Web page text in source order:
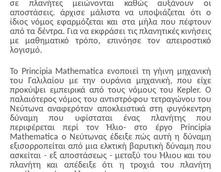
σε πλανήτες μειώνονται καθώς αυξάνουν οι
αποστάσεις. άρχισε μάλιστα να υποψιάζεται ότι ο
ίδιος νόμος εφαρμόζεται και στα μήλα που πέφτουν
από τα δέντρα. Για να εκφράσει τις πλανητικές κινήσεις
με μαθηματικό τρόπο, επινόησε τον απειροστικό
λογισμό.
Το Principia Mathematica ενοποιεί τη γήινη μηχανική
του Γαλιλαίου με την ουράνια μηχανική, που είχε
προκύψει εμπειρικά από τους νόμους του Kepler. Ο
παλαιότερος νόμος του αντιστρόφου τετραγώνου του
Νεύτωνα αναφερόταν αποκλειστικά στη φυγόκεντρη
δύναμη που υφίσταται ένας πλανήτης που
περιφέρεται περί τον Ήλιο- στο έργο Principia
Mathematica ο Νεύτωνας έδειξε πώς αυτή η δύναμη
εξισορροπείται από μια ελκτική βαρυτική δύναμη που
ασκείται - εξ αποστάσεως - μεταξύ του Ήλιου και του
πλανήτη και απέδειξε ότι η τροχιά του πλανήτη